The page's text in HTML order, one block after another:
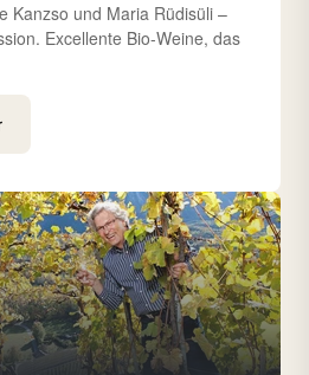
Kanzso und Maria Rüdisüli –
Excellente Bio-Weine, das